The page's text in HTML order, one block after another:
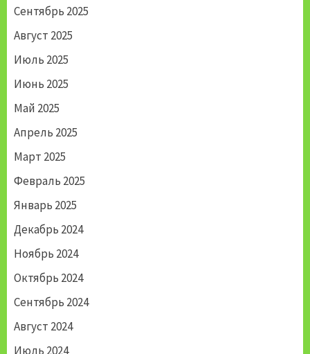
Сентябрь 2025
Август 2025
Июль 2025
Июнь 2025
Май 2025
Апрель 2025
Март 2025
Февраль 2025
Январь 2025
Декабрь 2024
Ноябрь 2024
Октябрь 2024
Сентябрь 2024
Август 2024
Июль 2024